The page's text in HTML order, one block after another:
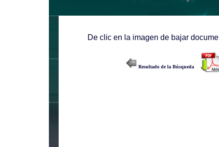
De clic en la imagen de bajar
Resultado de la Búsqueda